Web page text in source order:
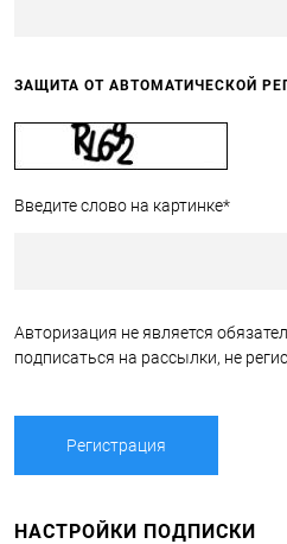
ЗАЩИТА ОТ АВТОМАТИЧЕСКОЙ
Введите слово на картинке*
Авторизация не является
подписаться на рассылки, не
НАСТРОЙКИ ПОДПИСКИ